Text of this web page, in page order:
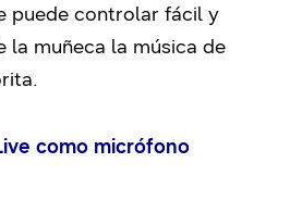
puede controlar fácil y
la muñeca la música de
como micrófono